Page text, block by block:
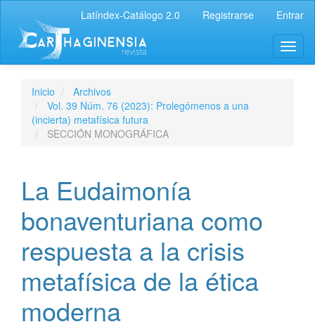
Latíndex-Catálogo 2.0 Registrarse Entrar
Inicio
Archivos
Vol. 39 Núm. 76 (2023): Prolegómenos a una
(incierta) metafísica futura
SECCIÓN MONOGRÁFICA
La Eudaimonía
bonaventuriana como
respuesta a la crisis
metafísica de la ética
moderna